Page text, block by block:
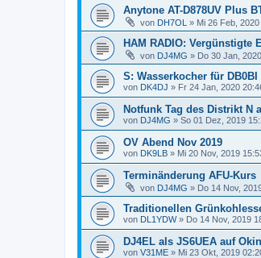
Anytone AT-D878UV Plus
von DH7OL » Mi 26 Feb, 2020
HAM RADIO: Vergünstigte
von DJ4MG » Do 30 Jan,
S: Wasserkocher für DB0BI
von DK4DJ » Fr 24 Jan, 2020
Notfunk Tag des Distrikt N
von DJ4MG » So 01 Dez, 2019
OV Abend Nov 2019
von DK9LB » Mi 20 Nov, 2019
Terminänderung AFU-Kurs
von DJ4MG » Do 14 Nov,
Traditionellen
von DL1YDW» Do 14 Nov, 2019
DJ4EL als JS6UEA auf
von V31ME » Mi 23 Okt, 2019